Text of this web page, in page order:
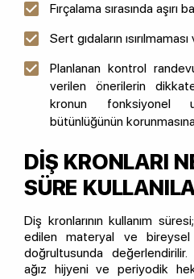
Fırçalama sırasında aşırı
Sert gıdaların
Planlanan kontrol
verilen önerilerin
kronun fonksiyonel
bütünlüğünün
DİŞ KRONLARI
SÜRE
Diş kronlarının kullanım
edilen materyal ve bireysel
doğrultusunda
ağız hijyeni ve periyodik